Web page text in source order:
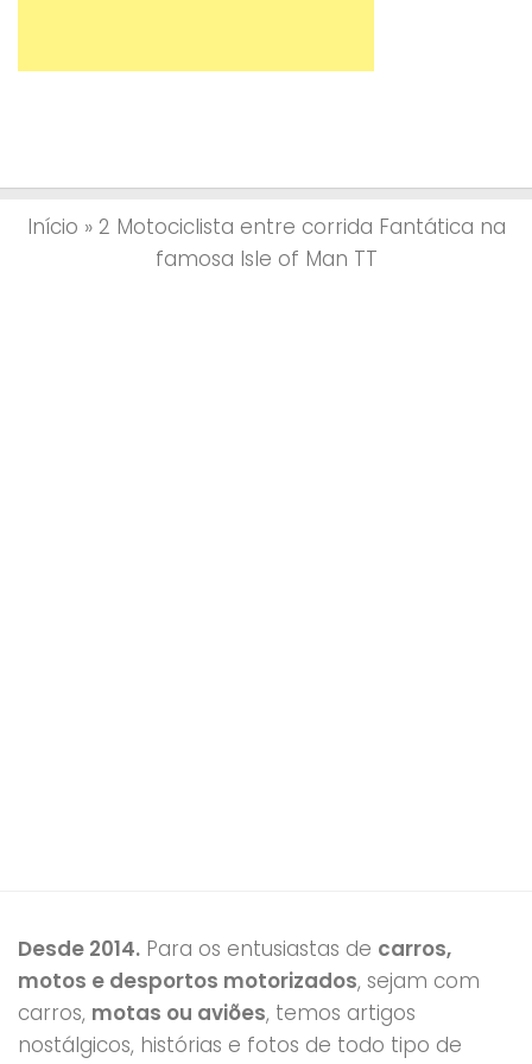
Início » 2 Motociclista entre corrida Fantática na
famosa Isle of Man TT
Desde 2014. Para os entusiastas de carros,
motos e desportos motorizados, sejam com
carros, motas ou aviões, temos artigos
nostálgicos, histórias e fotos de todo tipo de